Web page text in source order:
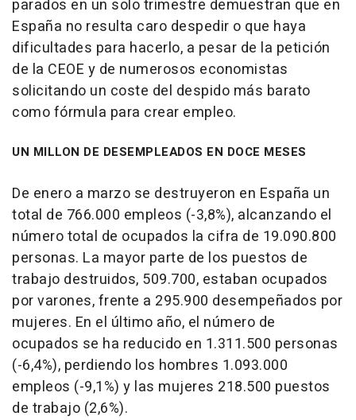
parados en un solo trimestre demuestran que en
España no resulta caro despedir o que haya
dificultades para hacerlo, a pesar de la petición
de la CEOE y de numerosos economistas
solicitando un coste del despido más barato
como fórmula para crear empleo.
UN MILLON DE DESEMPLEADOS EN DOCE MESES
De enero a marzo se destruyeron en España un
total de 766.000 empleos (-3,8%), alcanzando el
número total de ocupados la cifra de 19.090.800
personas. La mayor parte de los puestos de
trabajo destruidos, 509.700, estaban ocupados
por varones, frente a 295.900 desempeñados por
mujeres. En el último año, el número de
ocupados se ha reducido en 1.311.500 personas
(-6,4%), perdiendo los hombres 1.093.000
empleos (-9,1%) y las mujeres 218.500 puestos
de trabajo (2,6%).